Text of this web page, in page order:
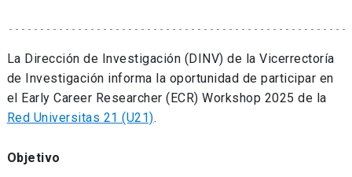
La Dirección de Investigación (DINV) de la Vicerrectoría
de Investigación informa la oportunidad de participar en
el Early Career Researcher (ECR) Workshop 2025 de la
Red Universitas 21 (U21).
Objetivo